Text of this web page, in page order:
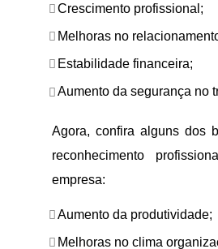
Crescimento profissional;
Melhoras no
Estabilidade financeira;
Aumento da segurança no
Agora, confira alguns dos
reconhecimento
empresa:
Aumento da produtividade;
Melhoras no clima